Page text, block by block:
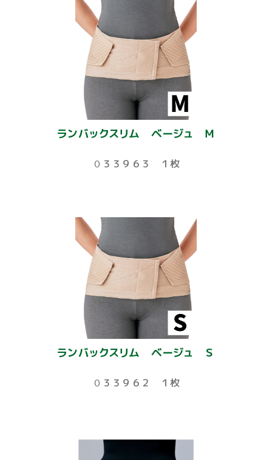
ランバックスリム ベージュ Ｍ
０３３９６３ １枚
ランバックスリム ベージュ Ｓ
０３３９６２ １枚